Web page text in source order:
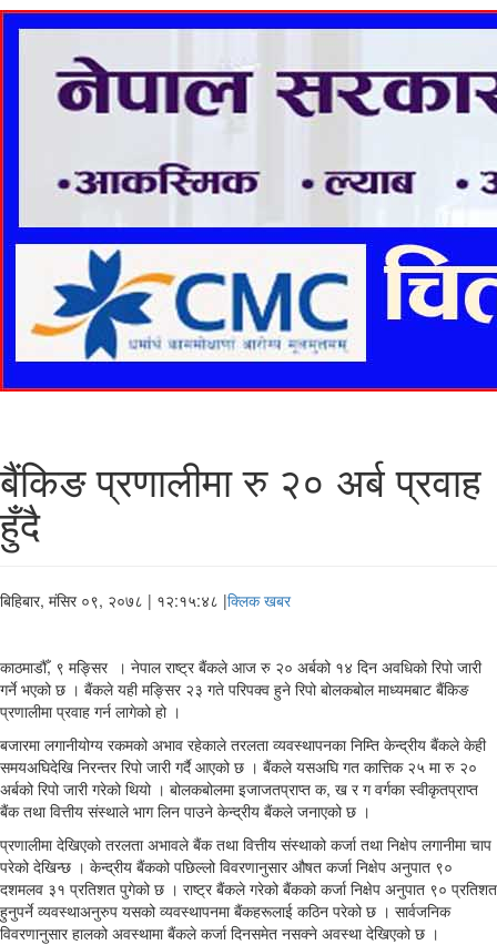
बैंकिङ प्रणालीमा रु २० अर्ब प्रवाह
हुँदै
बिहिबार, मंसिर ०९, २०७८ | १२:१५:४८ |क्लिक खबर
काठमाडौँ, ९ मङ्सिर । नेपाल राष्ट्र बैंकले आज रु २० अर्बको १४ दिन अवधिको रिपो जारी
गर्ने भएको छ । बैंकले यही मङ्सिर २३ गते परिपक्व हुने रिपो बोलकबोल माध्यमबाट बैंकिङ
प्रणालीमा प्रवाह गर्न लागेको हो ।
बजारमा लगानीयोग्य रकमको अभाव रहेकाले तरलता व्यवस्थापनका निम्ति केन्द्रीय बैंकले केही
समयअघिदेखि निरन्तर रिपो जारी गर्दै आएको छ । बैंकले यसअघि गत कात्तिक २५ मा रु २०
अर्बको रिपो जारी गरेको थियो । बोलकबोलमा इजाजतप्राप्त क, ख र ग वर्गका स्वीकृतप्राप्त
बैंक तथा वित्तीय संस्थाले भाग लिन पाउने केन्द्रीय बैंकले जनाएको छ ।
प्रणालीमा देखिएको तरलता अभावले बैंक तथा वित्तीय संस्थाको कर्जा तथा निक्षेप लगानीमा चाप
परेको देखिन्छ । केन्द्रीय बैंकको पछिल्लो विवरणानुसार औषत कर्जा निक्षेप अनुपात ९०
दशमलव ३१ प्रतिशत पुगेको छ । राष्ट्र बैंकले गरेको बैंकको कर्जा निक्षेप अनुपात ९० प्रतिशत
हुनुपर्ने व्यवस्थाअनुरुप यसको व्यवस्थापनमा बैंकहरूलाई कठिन परेको छ । सार्वजनिक
विवरणानुसार हालको अवस्थामा बैंकले कर्जा दिनसमेत नसक्ने अवस्था देखिएको छ ।